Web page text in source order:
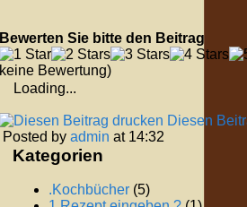
Bewerten Sie bitte den Beitrag
keine Bewertung)
Loading...
Diesen
Posted by admin at 14:32
Kategorien
.Kochbücher (5)